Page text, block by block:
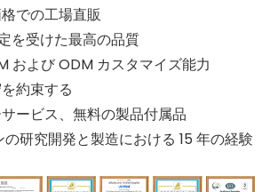
での工場直販
を受けた最高の品質
および ODM カスタマイズ能力
約束する
ービス、無料の製品付属品
の研究開発と製造における 15 年の経験